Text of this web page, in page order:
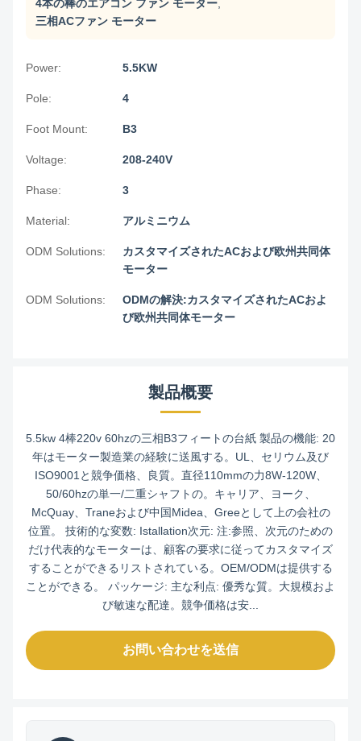
4本の棒のエアコン ファン モーター
三相ACファン モーター
Power: 5.5KW
Pole: 4
Foot Mount: B3
Voltage: 208-240V
Phase: 3
Material: アルミニウム
ODM Solutions:
カスタマイズされたACおよび欧州共同体
モーター
ODM Solutions:
ODMの解決:カスタマイズされたACおよ
び欧州共同体モーター
製品概要
5.5kw 4棒220v 60hzの三相B3フィートの台紙 製品の機能: 20
年はモーター製造業の経験に送風する。UL、セリウム及び
ISO9001と競争価格、良質。直径110mmの力8W-120W、
50/60hzの単一/二重シャフトの。キャリア、ヨーク、
McQuay、Traneおよび中国Midea、Greeとして上の会社の
位置。 技術的な変数: Istallation次元: 注:参照、次元のための
だけ代表的なモーターは、顧客の要求に従ってカスタマイズ
することができるリストされている。OEM/ODMは提供する
ことができる。 パッケージ: 主な利点: 優秀な質。大規模およ
び敏速な配達。競争価格は安...
お問い合わせを送信